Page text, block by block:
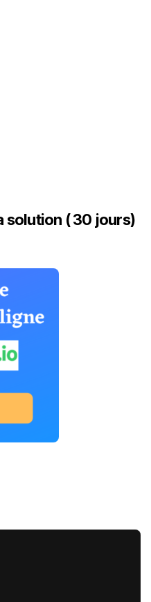
solution ( 30 jours)